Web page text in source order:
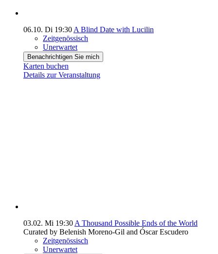
06.10. Di 19:30 A Blind Date with Lucilin
Zeitgenössisch
Unerwartet
Benachrichtigen Sie mich
Karten buchen
Details zur Veranstaltung
03.02. Mi 19:30 A Thousand Possible Ends of the World
Curated by Belenish Moreno-Gil and Óscar Escudero
Zeitgenössisch
Unerwartet